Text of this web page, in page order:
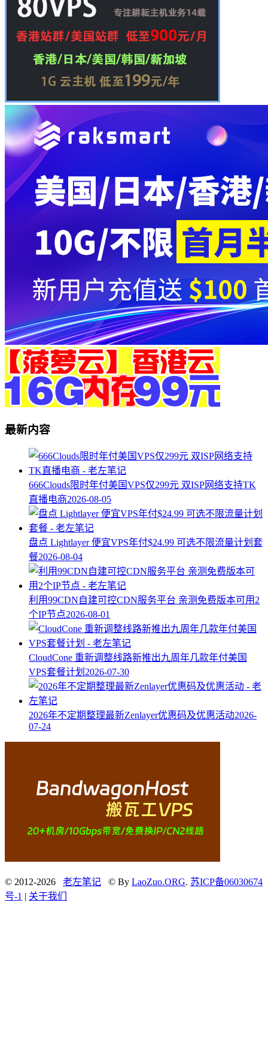
最新内容
666Clouds限时年付美国VPS仅299元 双ISP网络支持TK
直播电商2026-08-05
盘点 Lightlayer 便宜VPS年付$24.99 可选不限流量计划套
餐2026-08-04
利用99CDN自建可控CDN服务平台 亲测免费版本可用2
个IP节点2026-08-01
CloudCone 重新调整线路新推出九周年几款年付美国
VPS套餐计划 2026-07-30
2026年不定期整理最新Zenlayer优惠码及优惠活动2026-
07-24
© 2012-2026 老左笔记 © By LaoZuo.ORG. 苏ICP备06030674
号-1 | 关于我们